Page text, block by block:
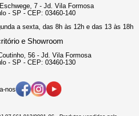
7 - Jd. Vila Formosa
- SP - CEP: 03460-140
a sexta, das 8h às 12h e das 13 às 18h
e Showroom
56 - Jd. Vila Formosa
- SP - CEP: 03460-130
nos